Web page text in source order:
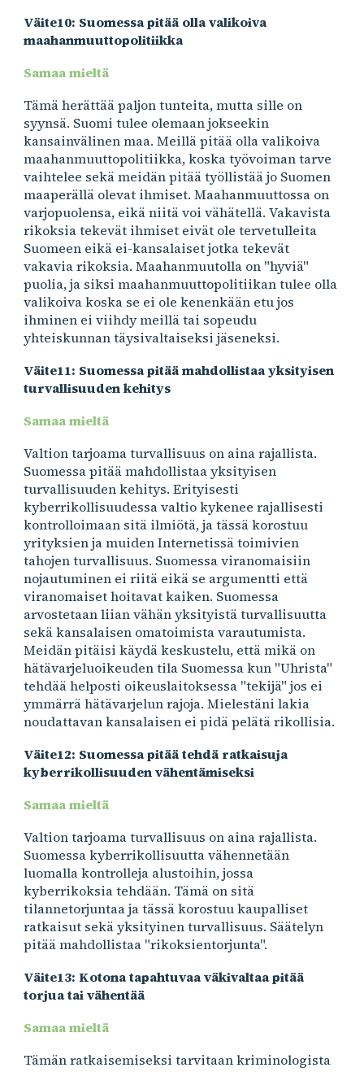
Väite10: Suomessa pitää olla valikoiva
maahanmuuttopolitiikka
Samaa mieltä
Tämä herättää paljon tunteita, mutta sille on
syynsä. Suomi tulee olemaan jokseekin
kansainvälinen maa. Meillä pitää olla valikoiva
maahanmuuttopolitiikka, koska työvoiman tarve
vaihtelee sekä meidän pitää työllistää jo Suomen
maaperällä olevat ihmiset. Maahanmuuttossa on
varjopuolensa, eikä niitä voi vähätellä. Vakavista
rikoksia tekevät ihmiset eivät ole tervetulleita
Suomeen eikä ei-kansalaiset jotka tekevät
vakavia rikoksia. Maahanmuutolla on "hyviä"
puolia, ja siksi maahanmuuttopolitiikan tulee olla
valikoiva koska se ei ole kenenkään etu jos
ihminen ei viihdy meillä tai sopeudu
yhteiskunnan täysivaltaiseksi jäseneksi.
Väite11: Suomessa pitää mahdollistaa yksityisen
turvallisuuden kehitys
Samaa mieltä
Valtion tarjoama turvallisuus on aina rajallista.
Suomessa pitää mahdollistaa yksityisen
turvallisuuden kehitys. Erityisesti
kyberrikollisuudessa valtio kykenee rajallisesti
kontrolloimaan sitä ilmiötä, ja tässä korostuu
yrityksien ja muiden Internetissä toimivien
tahojen turvallisuus. Suomessa viranomaisiin
nojautuminen ei riitä eikä se argumentti että
viranomaiset hoitavat kaiken. Suomessa
arvostetaan liian vähän yksityistä turvallisuutta
sekä kansalaisen omatoimista varautumista.
Meidän pitäisi käydä keskustelu, että mikä on
hätävarjeluoikeuden tila Suomessa kun "Uhrista"
tehdää helposti oikeuslaitoksessa "tekijä" jos ei
ymmärrä hätävarjelun rajoja. Mielestäni lakia
noudattavan kansalaisen ei pidä pelätä rikollisia.
Väite12: Suomessa pitää tehdä ratkaisuja
kyberrikollisuuden vähentämiseksi
Samaa mieltä
Valtion tarjoama turvallisuus on aina rajallista.
Suomessa kyberrikollisuutta vähennetään
luomalla kontrolleja alustoihin, jossa
kyberrikoksia tehdään. Tämä on sitä
tilannetorjuntaa ja tässä korostuu kaupalliset
ratkaisut sekä yksityinen turvallisuus. Säätelyn
pitää mahdollistaa "rikoksientorjunta".
Väite13: Kotona tapahtuvaa väkivaltaa pitää
torjua tai vähentää
Samaa mieltä
Tämän ratkaisemiseksi tarvitaan kriminologista